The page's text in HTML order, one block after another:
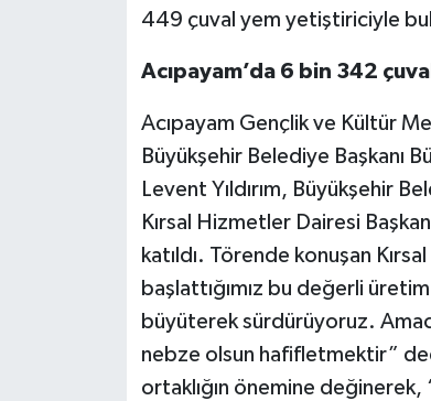
449 çuval yem yetiştiriciyle
Acıpayam’da 6 bin 342
Acıpayam Gençlik ve Kültür
Büyükşehir Belediye Başkanı
Levent Yıldırım, Büyükşehir
Kırsal Hizmetler Dairesi
katıldı. Törende konuşan
başlattığımız bu değerli
büyüterek sürdürüyoruz.
nebze olsun hafifletmektir”
ortaklığın önemine